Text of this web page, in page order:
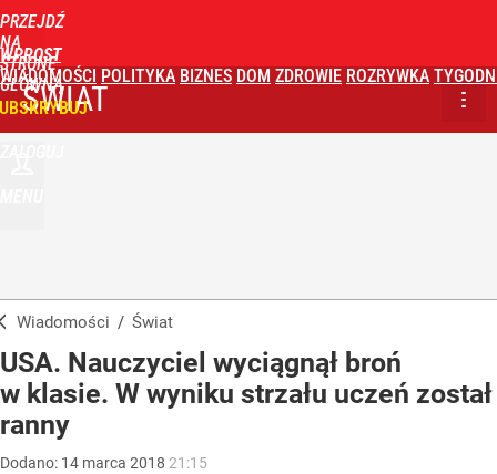
PRZEJDŹ
NA
STRONĘ
GŁÓWNĄ
WPROST
WIADOMOŚCI POLITYKA BIZNES DOM ZDROWIE ROZRYWKA
ŚWIAT
Wiadomości / Świat
USA. Nauczyciel wyciągnął broń
w klasie. W wyniku strzału uczeń został
ranny
Dodano: 14 marca 2018 21:15